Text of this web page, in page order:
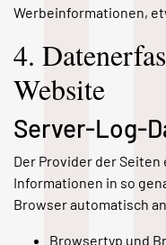
Werbeinformationen,
4.
Website
Server-Log-
Der Provider der
Informationen in so
Browser automatisch
Browsertyp und